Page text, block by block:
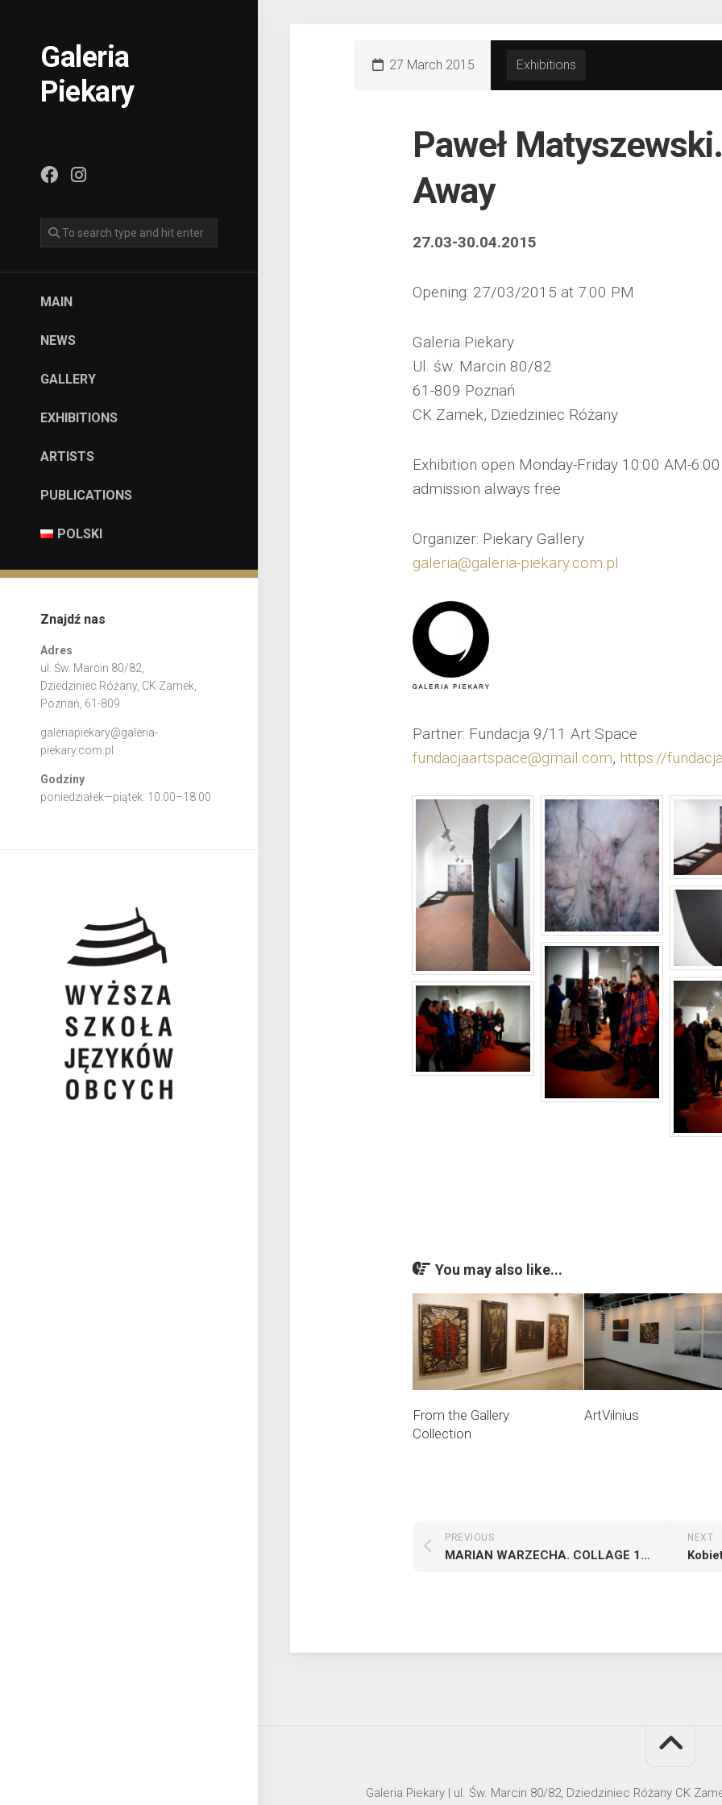
Galeria
Piekary
MAIN
NEWS
GALLERY
EXHIBITIONS
ARTISTS
PUBLICATIONS
POLSKI
Znajdź nas
Adres
ul. Św. Marcin 80/82,
Dziedziniec Różany, CK Zamek,
Poznań, 61-809
galeriapiekary@galeria-
piekary.com.pl
Godziny
poniedziałek—piątek: 10:00–18:00
27 March 2015 Exhibitions
Paweł
Away
27.03-30.04.2015
Opening: 27/03/2015 at 7:00 PM
Galeria Piekary
Ul. św. Marcin 80/82
61-809 Poznań
CK Zamek, Dziedziniec Różany
Exhibition open Monday-Friday 10:00 AM-
admission always free
Organizer: Piekary Gallery
galeria@galeria-piekary.com.pl
Partner: Fundacja 9/11 Art Space
fundacjaartspace@gmail.com, https://
You may also like...
From the Gallery
Collection
ArtVilnius
NEXT
PREVIOUS
MARIAN WARZECHA. COLLAGE 1946-1949
Galeria Piekary | ul. Św. Marcin 80/82, Dziedziniec Różany CK